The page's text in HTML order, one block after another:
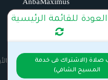
اتصل بنا
الراديو
السيرة الذاتية للانبا مكسيموس
العودة للقائمة الرئيسية
صلاة (الاشتراك فى خدمة
المسيح الشافي)